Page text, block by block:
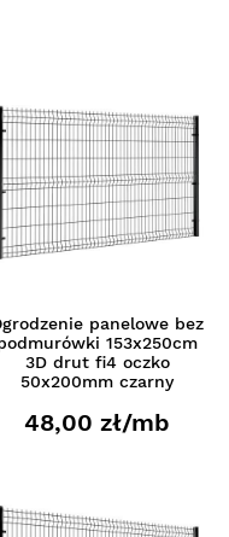
panelowe bez
153x250cm
3D drut fi4 oczko
50x200mm czarny
48,00 zł/mb